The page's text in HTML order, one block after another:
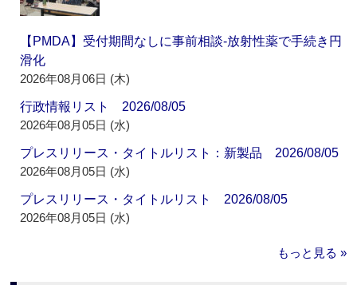
【PMDA】受付期間なしに事前相談‐放射性薬で手続き円
滑化
2026年08月06日 (木)
行政情報リスト 2026/08/05
2026年08月05日 (水)
プレスリリース・タイトルリスト：新製品 2026/08/05
2026年08月05日 (水)
プレスリリース・タイトルリスト 2026/08/05
2026年08月05日 (水)
もっと見る »